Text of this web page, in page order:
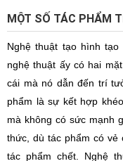
MỘT SỐ TÁC PHẨM
Nghệ thuật tạo hình
nghệ thuật ấy có hai
cái mà nó dẫn đến trí
phẩm là sự kết hợp
mà không có sức mạnh
thức, dù tác phẩm có vẻ
tác phẩm chết. Nghệ